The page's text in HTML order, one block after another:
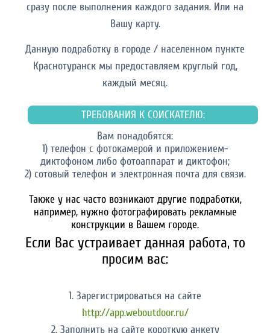
сразу после выполнения каждого задания. Или на
Вашу карту.
Данную подработку в городе / населенном пункте
Краснотуранск мы предоставляем круглый год,
каждый месяц.
ТРЕБОВАНИЯ К СОИСКАТЕЛЮ:
Вам понадобятся:
1) телефон с фотокамерой и приложением-
диктофоном либо фотоаппарат и диктофон;
2) сотовый телефон и электронная почта для связи.
Также у нас часто возникают другие подработки,
например, нужно фотографировать рекламные
конструкции в Вашем городе.
Если Вас устраивает данная работа, то
просим вас:
1. Зарегистрироваться на сайте
http://app.weboutdoor.ru/
2. Заполнить на сайте короткую анкету